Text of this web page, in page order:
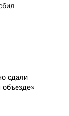
сдали
объезде»